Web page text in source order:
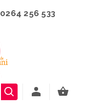
0264 256 533